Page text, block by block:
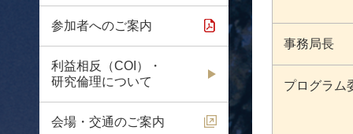
参加者へのご案内
利益相反（COI）・
研究倫理について
会場・交通のご案内
事務局長
プログラム